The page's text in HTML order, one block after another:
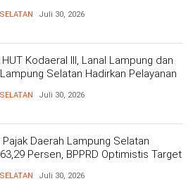
Juli 30, 2026
Kodaeral III, Lanal Lampung dan
Selatan Hadirkan Pelayanan
Juli 30, 2026
Pajak Daerah Lampung Selatan
Persen, BPPRD Optimistis Target
Juli 30, 2026